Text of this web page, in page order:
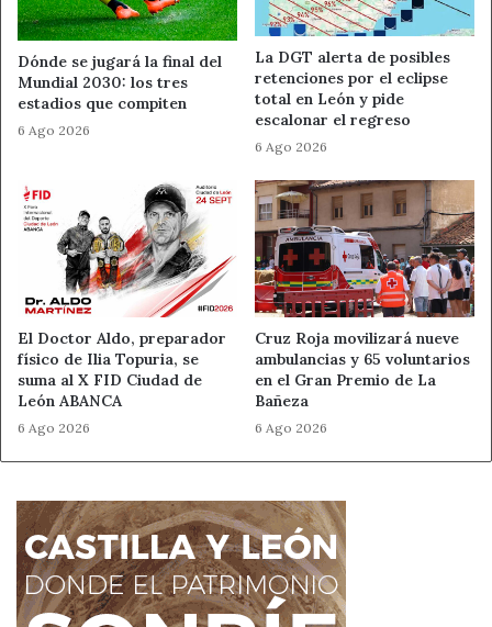
enalgodón y olivo. Además, la introducción de esos
genes en cepas no defoliantes fue suficiente para
provocar la caída de hojas en algodón.
Un avance para diagnosticar y
El descubrimiento no implica una solución inmediata para
las explotaciones agrícolas. Sin embargo, abre una vía
importante para mejorar el diagnóstico de la
verticilosis en algodón y olivoy para detectar con más
precisión las cepas peligrosas antes de que causen daños
graves.
También puede ayudar a los programas de mejora
vegetal. El equipo recomienda buscar germoplasma capaz
de reconocer la proteína efectora D. Ese material
frente a esta cepa concreta del hongo.
El trabajo también apunta a una posible estrategia a
medio y largo plazo: diseñar nuevas formas de resistencia
Dónde se jugará la final del
Mundial 2030: los tres
estadios que compiten
6 Ago 2026
La DGT alerta de posibles
retenciones por el eclipse
total en León y pide
escalonar el regreso
6 Ago 2026
El Doctor Aldo, preparador
físico de Ilia Topuria, se
suma al X FID Ciudad de
León ABANCA
6 Ago 2026
Cruz Roja movilizará nueve
ambulancias y 65 voluntarios
en el Gran Premio de La
Bañeza
6 Ago 2026